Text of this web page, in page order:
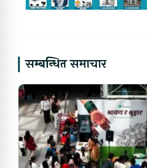
सम्बन्धित समाचार